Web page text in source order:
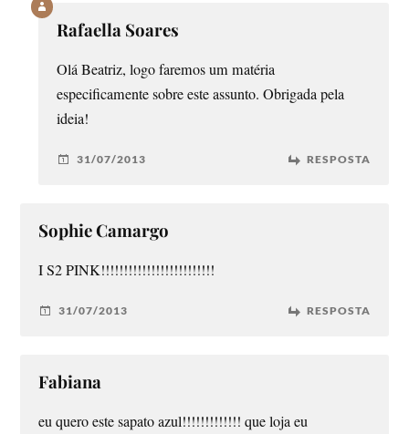
Rafaella Soares
Olá Beatriz, logo faremos um matéria
especificamente sobre este assunto. Obrigada pela
ideia!
31/07/2013 RESPOSTA
Sophie Camargo
I S2 PINK!!!!!!!!!!!!!!!!!!!!!!!!!
31/07/2013 RESPOSTA
Fabiana
eu quero este sapato azul!!!!!!!!!!!!! que loja eu